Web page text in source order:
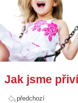
Jak jsme
předchozí